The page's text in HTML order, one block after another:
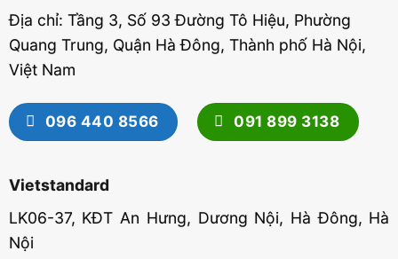
Địa chỉ: Tầng 3, Số 93 Đường Tô Hiệu, Phường
Quang Trung, Quận Hà Đông, Thành phố Hà Nội,
Việt Nam
096 440 8566 091 899 3138
Vietstandard
LK06-37, KĐT An Hưng, Dương Nội, Hà Đông, Hà
Nội